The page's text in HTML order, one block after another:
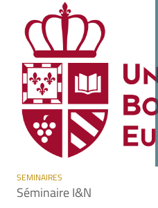
SEMINAIRES
Séminaire I&N